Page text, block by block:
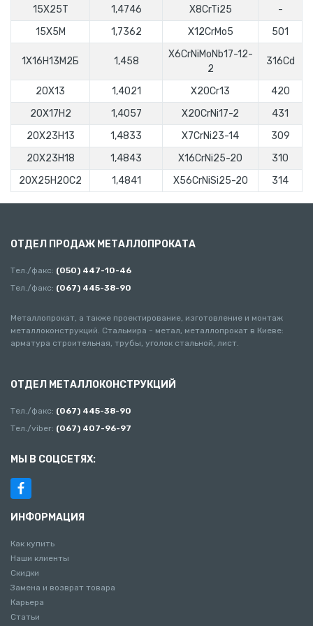
15Х25Т 1,4746 Х8CrTi25
-
15Х5М
1,7362 Х12СrMo5 501
1X16H13M2Б 1,458
Х6CrNiMoNb17-12-
2
316Cd
20X13 1,4021 Х20Cr13
420
20Х17Н2
1,4057 X20CrNi17-2
431
20Х23Н13
1,4833 X7CrNi23-14
309
20Х23Н18
1,4843 X16CrNi25-20
310
20Х25Н20С2
1,4841 X56CrNiSi25-20 314
ОТДЕЛ ПРОДАЖ МЕТАЛЛОПРОКАТА
Тел./факс: (050) 447-10-46
Тел./факс: (067) 445-38-90
Металлопрокат, а также проектирование, изготовление и монтаж
металлоконструкций. Стальмира - метал, металлопрокат в Киеве:
арматура строительная, трубы, уголок стальной, лист.
ОТДЕЛ МЕТАЛЛОКОНСТРУКЦИЙ
Тел./факс: (067) 445-38-90
Тел./viber: (067) 407-96-97
МЫ В СОЦСЕТЯХ:
ИНФОРМАЦИЯ
Как купить
Наши клиенты
Скидки
Замена и возврат товара
Карьера
Статьи